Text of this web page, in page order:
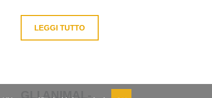
LEGGI TUTTO
GLI ANIMAL-